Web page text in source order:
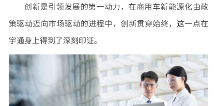
创新是引领发展的第一动力，在商用车新能源化由政
策驱动迈向市场驱动的进程中，创新贯穿始终，这一点在
宇通身上得到了深刻印证。